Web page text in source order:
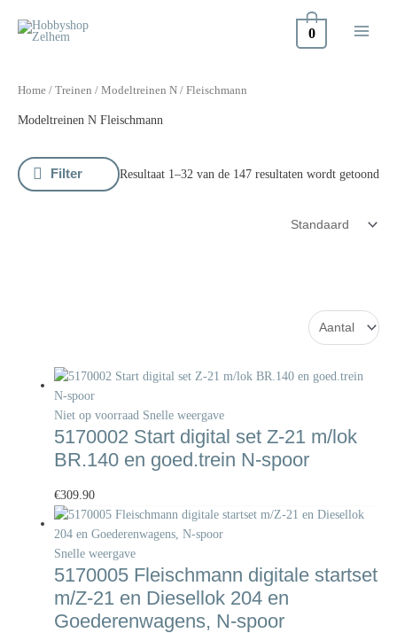
naar
0
Home / Treinen / Modeltreinen N / Fleischmann
Modeltreinen N Fleischmann
Filter Resultaat 1–32 van de 147 resultaten wordt getoond
Niet op voorraad Snelle weergave
5170002 Start digital set Z-21 m/lok
BR.140 en goed.trein N-spoor
€309.90
Snelle weergave
5170005 Fleischmann digitale startset
m/Z-21 en Diesellok 204 en
Goederenwagens, N-spoor